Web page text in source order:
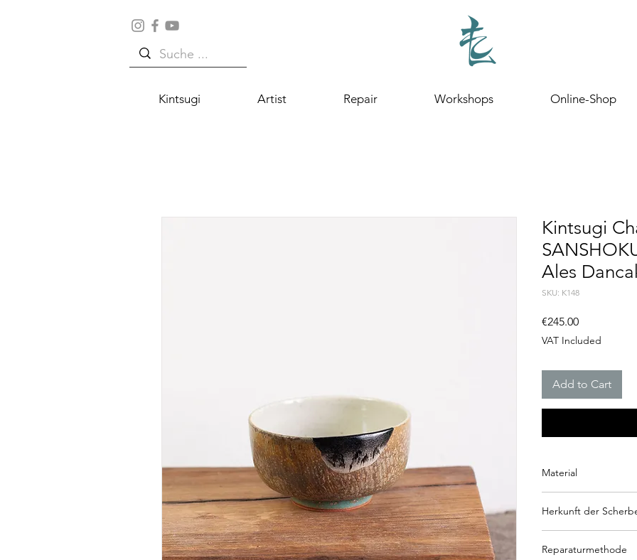
Kintsugi Artist Repair Workshops Online-Shop
Kintsugi
Ales
SKU: K148
€245.00Price
VAT Included
Add to Cart
Material
Herkunft der
Künstler: Ales
Reparaturmethode